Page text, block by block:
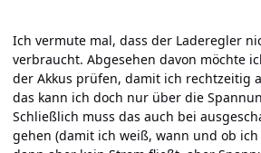
Ich vermute mal, dass der Laderegler
verbraucht. Abgesehen davon möchte
der Akkus prüfen, damit ich rechtzeitig
das kann ich doch nur über die
Schließlich muss das auch bei
gehen (damit ich weiß, wann und ob